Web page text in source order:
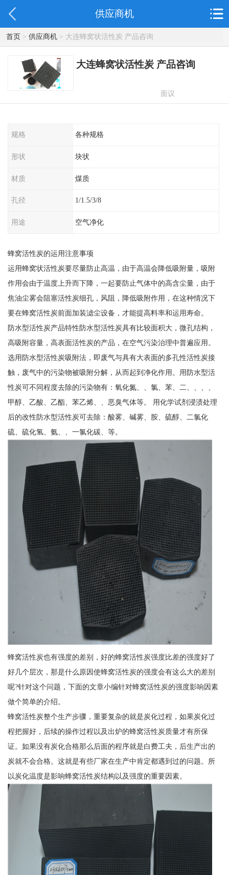
供应商机
首页> 供应商机> 大连蜂窝状活性炭 产品咨询
大连蜂窝状活性炭 产品咨询
面议
规格 各种规格
形状 块状
材质 煤质
孔径 1/1.5/3/8
用途 空气净化
蜂窝活性炭的运用注意事项
运用蜂窝状活性炭要尽量防止高温，由于高温会降低吸附量，吸附
作用会由于温度上升而下降，一起要防止气体中的高含尘量，由于
焦油尘雾会阻塞活性炭细孔，风阻，降低吸附作用，在这种情况下
要在蜂窝活性炭前面加装滤尘设备，才能提高料率和运用寿命。
防水型活性炭产品特性防水型活性炭具有比较面积大，微孔结构，
高吸附容量，高表面活性炭的产品，在空气污染治理中普遍应用。
选用防水型活性炭吸附法，即废气与具有大表面的多孔性活性炭接
触，废气中的污染物被吸附分解，从而起到净化作用。用防水型活
性炭可不同程度去除的污染物有：氧化氮、、氯、苯、二、、、、
甲醇、乙酸、乙酯、苯乙烯、、恶臭气体等。 用化学试剂浸渍处理
后的改性防水型活性炭可去除：酸雾、碱雾、胺、硫醇、二氯化
硫、硫化氢、氨、、一氯化碳、等。
蜂窝活性炭也有强度的差别，好的蜂窝活性炭强度比差的强度好了
好几个层次，那是什么原因使蜂窝活性炭的强度会有这么大的差别
呢?针对这个问题，下面的文章小编针对蜂窝活性炭的强度影响因素
做个简单的介绍。
蜂窝活性炭整个生产步骤，重要复杂的就是炭化过程，如果炭化过
程把握好，后续的操作过程以及出炉的蜂窝活性炭质量才有所保
证。如果没有炭化合格那么后面的程序就是白费工夫，后生产出的
炭就不会合格。这就是有些厂家在生产中肯定都遇到过的问题。所
以炭化温度是影响蜂窝活性炭结构以及强度的重要因素。